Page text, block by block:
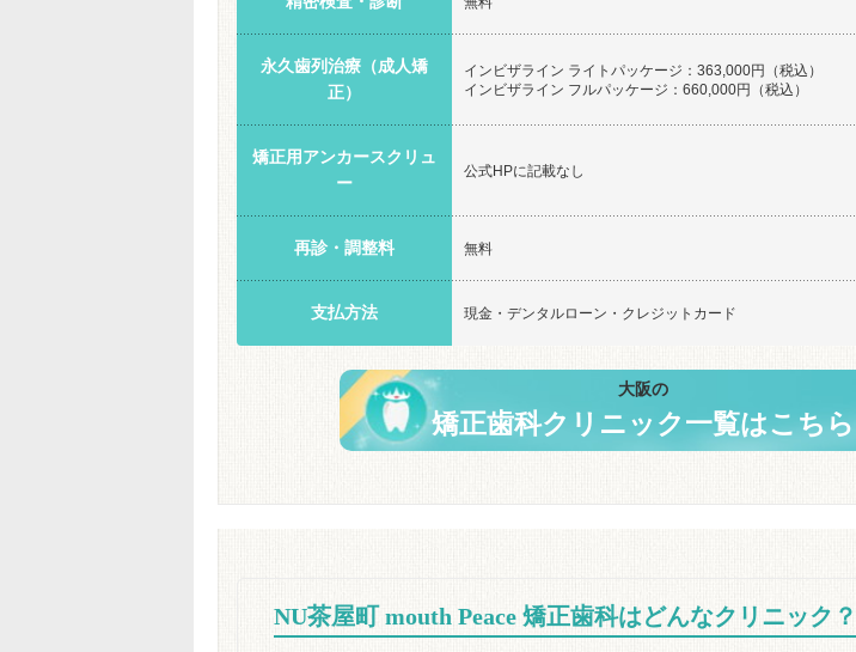
永久歯列治療（成人矯
正）
インビザライン ライトパッケージ：363,000円（税込）
インビザライン フルパッケージ：660,000円（税込）
矯正用アンカースクリュ
ー
公式HPに記載なし
再診・調整料 無料
支払方法 現金・デンタルローン・クレジットカード
大阪の
矯正歯科クリニック一覧はこちら
NU茶屋町 mouth Peace 矯正歯科はどんなクリニック？